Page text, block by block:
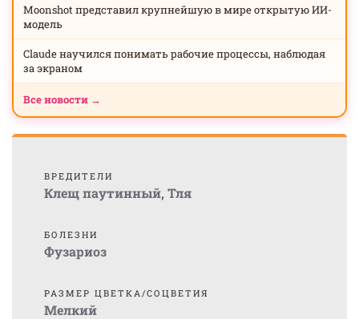
Moonshot представил крупнейшую в мире открытую ИИ-
модель
Claude научился понимать рабочие процессы, наблюдая
за экраном
Все новости →
ВРЕДИТЕЛИ
Клещ паутинный, Тля
БОЛЕЗНИ
Фузариоз
РАЗМЕР ЦВЕТКА/СОЦВЕТИЯ
Мелкий